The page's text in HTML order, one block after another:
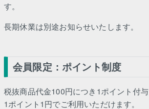
す。
長期休業は別途お知らせいたします。
会員限定：ポイント制度
税抜商品代金100円につき1ポイント付与
1ポイント1円でご利用いただけます。